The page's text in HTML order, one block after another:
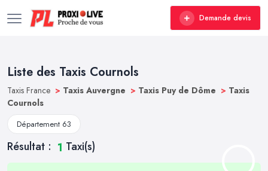
Demande devis
Liste des Taxis Cournols
Taxis France > Taxis Auvergne > Taxis Puy de Dôme > Taxis
Cournols
Département 63
Résultat : 1 Taxi(s)